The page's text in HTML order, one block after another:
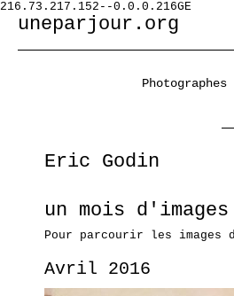
216.73.217.152--0.0.0.216GE
uneparjour.org
Photographes
Eric Godin
un mois d'images
Pour parcourir les
Avril 2016